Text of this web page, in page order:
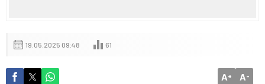
19.05.2025 09:48 61
A+ A-